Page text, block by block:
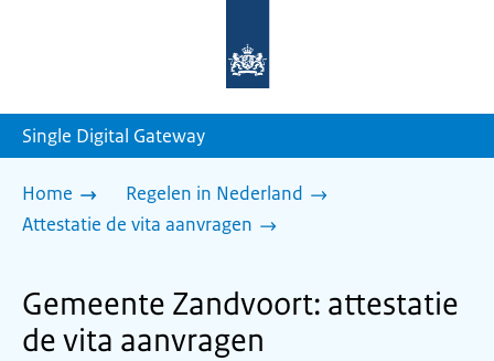
homepage
Single Digital Gateway
Home
Regelen in Nederland
Attestatie de vita aanvragen
Gemeente Zandvoort: attestatie
de vita aanvragen